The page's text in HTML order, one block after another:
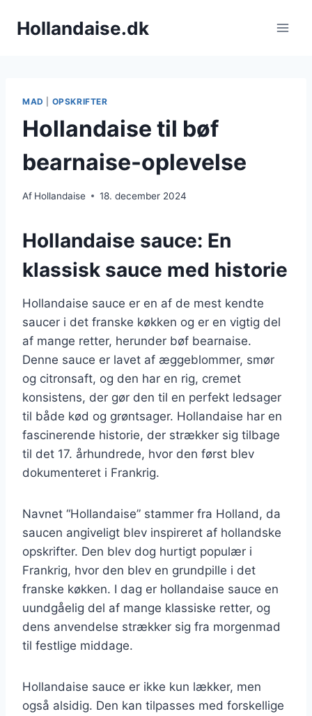
Hollandaise.dk
MAD OPSKRIFTER
Hollandaise til bøf
bearnaise-oplevelse
Af Hollandaise 18. december 2024
Hollandaise sauce: En
klassisk sauce med historie
Hollandaise sauce er en af de mest kendte
saucer i det franske køkken og er en vigtig del
af mange retter, herunder bøf bearnaise.
Denne sauce er lavet af æggeblommer, smør
og citronsaft, og den har en rig, cremet
konsistens, der gør den til en perfekt ledsager
til både kød og grøntsager. Hollandaise har en
fascinerende historie, der strækker sig tilbage
til det 17. århundrede, hvor den først blev
dokumenteret i Frankrig.
Navnet “Hollandaise” stammer fra Holland, da
saucen angiveligt blev inspireret af hollandske
opskrifter. Den blev dog hurtigt populær i
Frankrig, hvor den blev en grundpille i det
franske køkken. I dag er hollandaise sauce en
uundgåelig del af mange klassiske retter, og
dens anvendelse strækker sig fra morgenmad
til festlige middage.
Hollandaise sauce er ikke kun lækker, men
også alsidig. Den kan tilpasses med forskellige